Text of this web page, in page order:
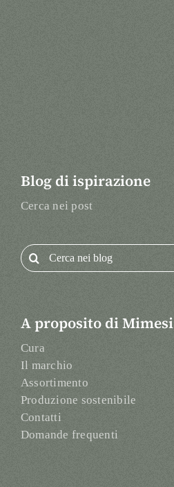
Blog di ispirazione
Cerca nei post
Search
for:
A proposito di Mimesi
Cura
Il marchio
Assortimento
Produzione sostenibile
Contatti
Domande frequenti